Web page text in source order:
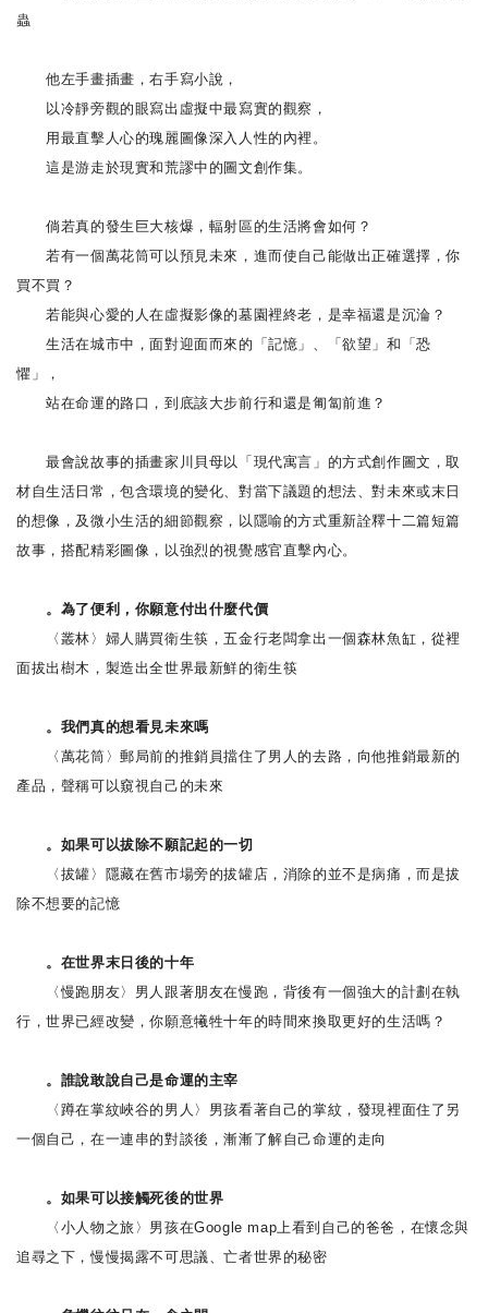
蟲
他左手畫插畫，右手寫小說，
以冷靜旁觀的眼寫出虛擬中最寫實的觀察，
用最直擊人心的瑰麗圖像深入人性的內裡。
這是游走於現實和荒謬中的圖文創作集。
倘若真的發生巨大核爆，輻射區的生活將會如何？
若有一個萬花筒可以預見未來，進而使自己能做出正確選擇，你
買不買？
若能與心愛的人在虛擬影像的墓園裡終老，是幸福還是沉淪？
生活在城市中，面對迎面而來的「記憶」、「欲望」和「恐
懼」，
站在命運的路口，到底該大步前行和還是匍匐前進？
最會說故事的插畫家川貝母以「現代寓言」的方式創作圖文，取
材自生活日常，包含環境的變化、對當下議題的想法、對未來或末日
的想像，及微小生活的細節觀察，以隱喻的方式重新詮釋十二篇短篇
故事，搭配精彩圖像，以強烈的視覺感官直擊內心。
。為了便利，你願意付出什麼代價
〈叢林〉婦人購買衛生筷，五金行老闆拿出一個森林魚缸，從裡
面拔出樹木，製造出全世界最新鮮的衛生筷
。我們真的想看見未來嗎
〈萬花筒〉郵局前的推銷員擋住了男人的去路，向他推銷最新的
產品，聲稱可以窺視自己的未來
。如果可以拔除不願記起的一切
〈拔罐〉隱藏在舊市場旁的拔罐店，消除的並不是病痛，而是拔
除不想要的記憶
。在世界末日後的十年
〈慢跑朋友〉男人跟著朋友在慢跑，背後有一個強大的計劃在執
行，世界已經改變，你願意犧牲十年的時間來換取更好的生活嗎？
。誰說敢說自己是命運的主宰
〈蹲在掌紋峽谷的男人〉男孩看著自己的掌紋，發現裡面住了另
一個自己，在一連串的對談後，漸漸了解自己命運的走向
。如果可以接觸死後的世界
〈小人物之旅〉男孩在Google map上看到自己的爸爸，在懷念與
追尋之下，慢慢揭露不可思議、亡者世界的秘密